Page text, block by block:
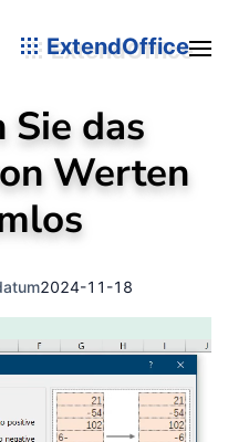
ExtendOffice
Sie das
Werten
2024-11-18